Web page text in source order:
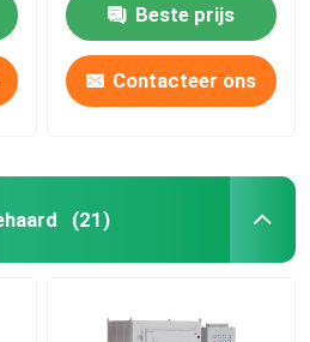
Beste prijs
Contacteer ons
(21)